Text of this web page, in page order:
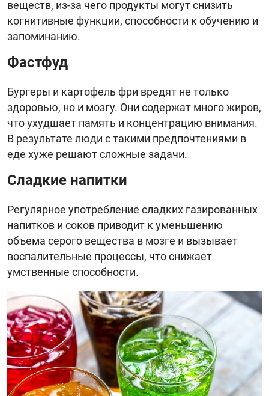
веществ, из-за чего продукты могут снизить
когнитивные функции, способности к обучению и
запоминанию.
Фастфуд
Бургеры и картофель фри вредят не только
здоровью, но и мозгу. Они содержат много жиров,
что ухудшает память и концентрацию внимания.
В результате люди с такими предпочтениями в
еде хуже решают сложные задачи.
Сладкие напитки
Регулярное употребление сладких газированных
напитков и соков приводит к уменьшению
объема серого вещества в мозге и вызывает
воспалительные процессы, что снижает
умственные способности.